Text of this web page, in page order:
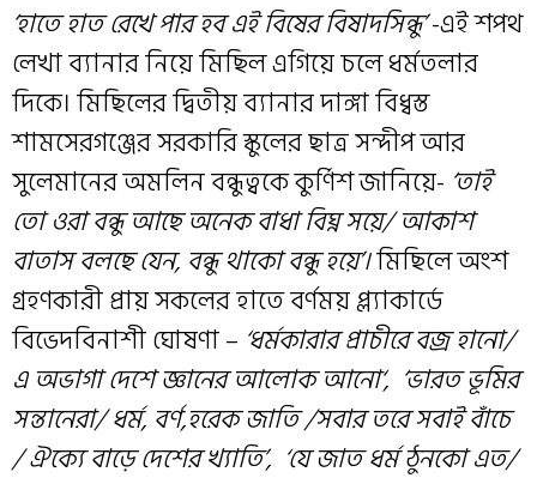
‘হাতে হাত রেখে পার হব এই বিষের বিষাদসিন্ধু’-এই শপথ
লেখা ব্যানার নিয়ে মিছিল এগিয়ে চলে ধর্মতলার
দিকে। মিছিলের দ্বিতীয় ব্যানার দাঙ্গা বিধ্বস্ত
শামসেরগঞ্জের সরকারি স্কুলের ছাত্র সন্দীপ আর
সুলেমানের অমলিন বন্ধুত্বকে কুর্ণিশ জানিয়ে- ‘তাই
তো ওরা বন্ধু আছে অনেক বাধা বিঘ্ন সয়ে/ আকাশ
বাতাস বলছে যেন, বন্ধু থাকো বন্ধু হয়ে’।মিছিলে অংশ
গ্রহণকারী প্রায় সকলের হাতে বর্ণময় প্ল্যাকার্ডে
বিভেদবিনাশী ঘোষণা – ‘ধর্মকারার প্রাচীরে বজ্র হানো/
এ অভাগা দেশে জ্ঞানের আলোক আনো‘, ‘ভারত ভূমির
সন্তানেরা/ ধর্ম, বর্ণ,হরেক জাতি /সবার তরে সবাই বাঁচে
/ ঐক্যে বাড়ে দেশের খ্যাতি’, ‘যে জাত ধর্ম ঠুনকো এত/